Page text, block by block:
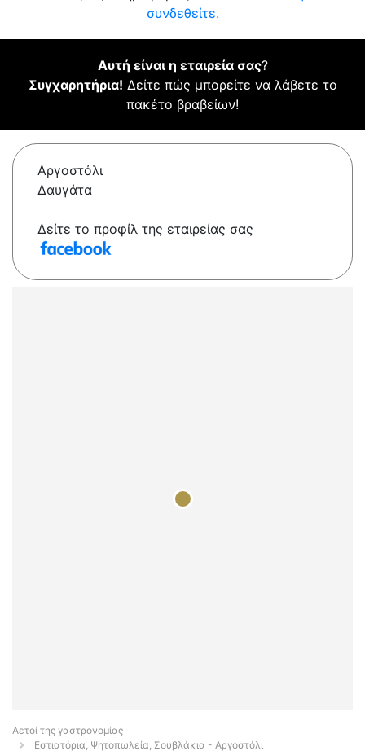
συνδεθείτε.
Αυτή είναι η εταιρεία σας?
Συγχαρητήρια! Δείτε πώς μπορείτε να λάβετε το
πακέτο βραβείων!
Αργοστόλι
Δαυγάτα
Δείτε το προφίλ της εταιρείας σας
Αετοί της γαστρονομίας
Εστιατόρια, Ψητοπωλεία, Σουβλάκια - Αργοστόλι